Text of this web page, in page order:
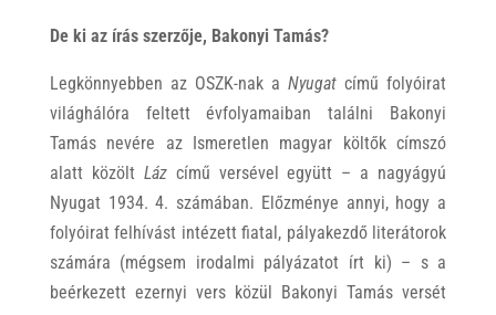
De ki az írás szerzője, Bakonyi Tamás?
Legkönnyebben az OSZK-nak aNyugatcímű folyóirat
világhálóra feltett évfolyamaiban találni Bakonyi
Tamás nevére az Ismeretlen magyar költők címszó
alatt közölt Láz című versével együtt – a nagyágyú
Nyugat 1934. 4. számában. Előzménye annyi, hogy a
folyóirat felhívást intézett fiatal, pályakezdő literátorok
számára (mégsem irodalmi pályázatot írt ki) – s a
beérkezett ezernyi vers közül Bakonyi Tamás versét